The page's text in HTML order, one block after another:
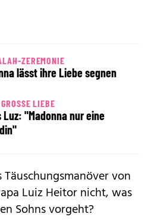
ZEREMONIE
lässt ihre Liebe segnen
LIEBE
Luz: "Madonna nur eine
von
Luiz Heitor nicht, was
Sohns vorgeht?